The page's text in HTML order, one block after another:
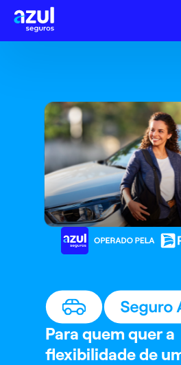
Para quem quer a
flexibilidade de